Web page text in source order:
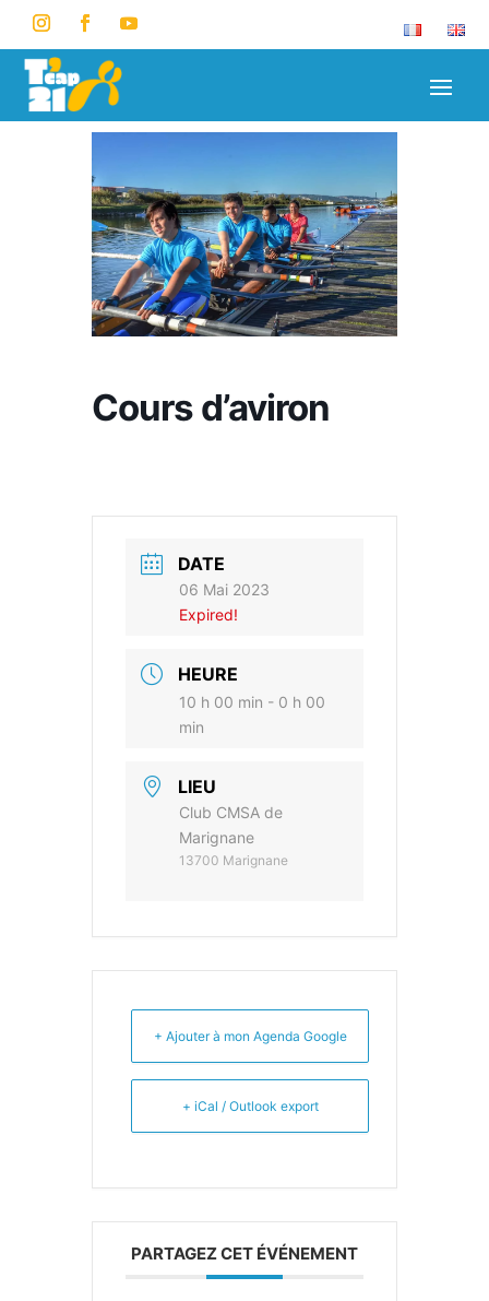
Cours d’aviron
DATE
06 Mai 2023
Expired!
HEURE
10 h 00 min - 0 h 00
min
LIEU
Club CMSA de
Marignane
13700 Marignane
+ Ajouter à mon Agenda Google
+ iCal / Outlook export
PARTAGEZ CET ÉVÉNEMENT